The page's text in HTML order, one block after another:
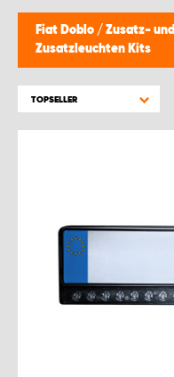
Fiat Doblo / Zusatz-
Zusatzleuchten Kits
TOPSELLER